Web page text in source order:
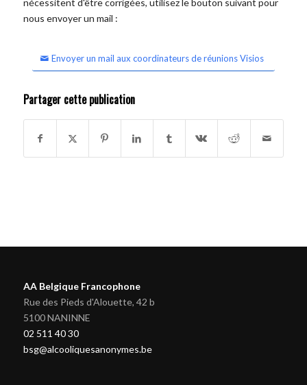
nécessitent d'être corrigées, utilisez le bouton suivant pour
nous envoyer un mail :
Envoyer un mail aux coordinateurs de réunions Visios
Partager cette publication
AA Belgique Francophone
Rue des Pieds d'Alouette, 42 b
5100 NANINNE
02 511 40 30
bsg@alcooliquesanonymes.be